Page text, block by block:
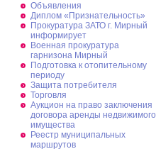
Объявления
Диплом «Признательность»
Прокуратура ЗАТО г. Мирный
информирует
Военная прокуратура
гарнизона Мирный
Подготовка к отопительному
периоду
Защита потребителя
Торговля
Аукцион на право заключения
договора аренды недвижимого
имущества
Реестр муниципальных
маршрутов